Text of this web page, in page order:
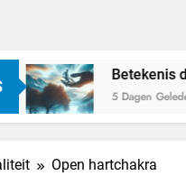
Betekenis droom
5 Dagen Geleden
Open hartchakra